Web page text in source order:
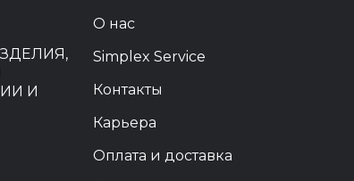
И
О нас
Simplex Service
Контакты
Карьера
Оплата и доставка